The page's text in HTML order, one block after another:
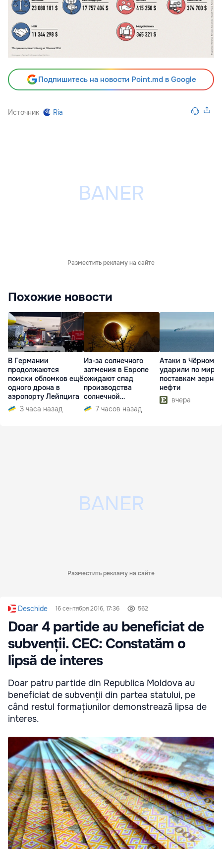
Подпишитесь на новости Point.md в Google
Источник Ria
Разместить рекламу на сайте
Похожие новости
В Германии
продолжаются
поиски обломков ещё
одного дрона в
аэропорту Лейпцига
3 часа назад
Из-за солнечного
затмения в Европе
ожидают спад
производства
солнечной
электроэнергии
7 часов назад
Атаки в Чёрном
ударили по
поставкам зерна
нефти
вчера
Разместить рекламу на сайте
Deschide 16 сентября 2016, 17:36 562
Doar 4 partide au beneficiat de
subvenții. CEC: Constatăm o
lipsă de interes
Doar patru partide din Republica Moldova au
beneficiat de subvenții din partea statului, pe
când restul formațiunilor demonstrează lipsa de
interes.